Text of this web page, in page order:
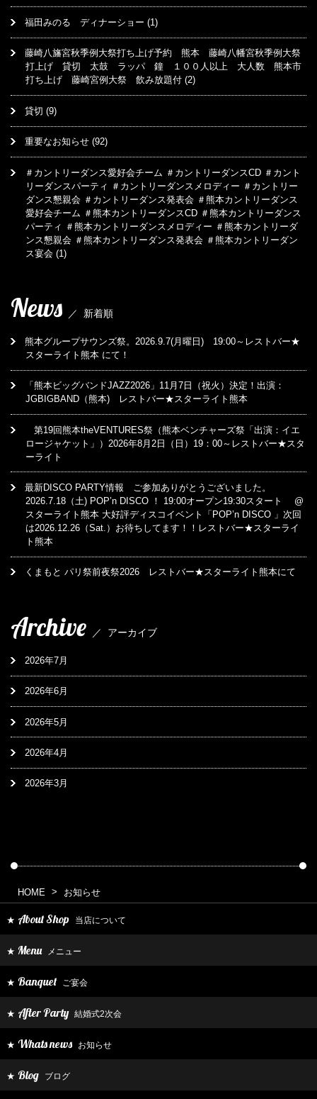
福田みのる ディナーショー (1)
藤崎八旛宮秋季例大祭打ち上げ予約 熊本 藤崎八幡宮秋季例大祭
打上げ 貸切 太鼓 ラッパ 鐘 １００人以上 大人数 熊本市
打ち上げ 藤崎宮例大祭 飲み放題付 (2)
貸切 (9)
重要なお知らせ (92)
＃カントリーダンス愛好会チーム ＃カントリーダンスCD ＃カント
リーダンスパーティ ＃カントリーダンスメロディー ＃カントリー
ダンス懇親会 ＃カントリーダンス発表会 ＃熊本カントリーダンス
愛好会チーム ＃熊本カントリーダンスCD ＃熊本カントリーダンス
パーティ ＃熊本カントリーダンスメロディー ＃熊本カントリーダ
ンス懇親会 ＃熊本カントリーダンス発表会 ＃熊本カントリーダン
ス宴会 (1)
News ／ 新着順
熊本グループサウンズ祭。2026.9.7(月曜日) 19:00～レストバー★
スターライト熊本 にて！
「熊本ビッグバンドJAZZ2026」11月7日（祝火）決定！出演：
JGBIGBAND（熊本) レストバー★スターライト熊本
第19回熊本theVENTURES祭（熊本ベンチャーズ祭「出演：イエ
ロージャケット」）2026年8月2日（日）19：00～レストバー★スタ
ーライト
最新DISCO PARTY情報 ご参加ありがとうございました。
2026.7.18（土) POP’n DISCO ！ 19:00オープン19:30スタート @
スターライト熊本 大好評ディスコイベント「POP’n DISCO 」次回
は2026.12.26（Sat.）お待ちしてます！！レストバー★スターライ
ト熊本
くまもと パリ祭前夜祭2026 レストバー★スターライト熊本にて
Archive ／ アーカイブ
2026年7月
2026年6月
2026年5月
2026年4月
2026年3月
HOME お知らせ
★ About Shop 当店について
★ Menu メニュー
★ Banquet ご宴会
★ After Party 結婚式2次会
★ Whats news お知らせ
★ Blog ブログ